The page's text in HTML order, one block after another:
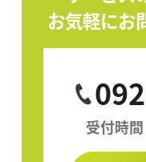
お気軽にお
受付時